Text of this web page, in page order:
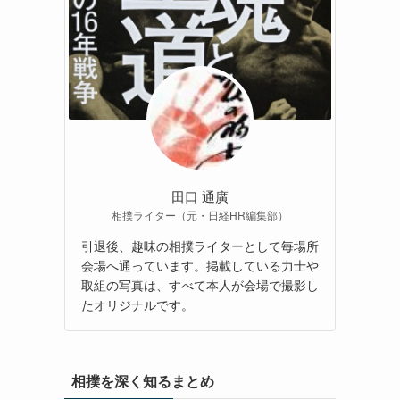
田口 通廣
相撲ライター（元・日経HR編集部）
引退後、趣味の相撲ライターとして毎場所
会場へ通っています。掲載している力士や
取組の写真は、すべて本人が会場で撮影し
たオリジナルです。
相撲を深く知るまとめ